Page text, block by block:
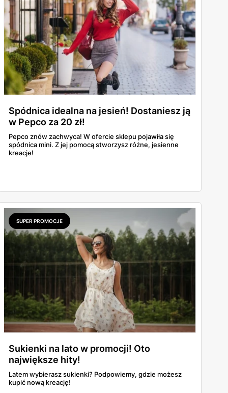
Spódnica idealna na jesień! Dostaniesz ją
w Pepco za 20 zł!
Pepco znów zachwyca! W ofercie sklepu pojawiła się
spódnica mini. Z jej pomocą stworzysz różne, jesienne
kreacje!
SUPER PROMOCJE
Sukienki na lato w promocji! Oto
największe hity!
Latem wybierasz sukienki? Podpowiemy, gdzie możesz
kupić nową kreację!